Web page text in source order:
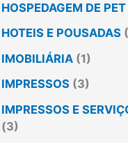
HOSPEDAGEM DE PET
HOTEIS E POUSADAS
IMOBILIÁRIA (1)
IMPRESSOS (3)
IMPRESSOS E
(3)